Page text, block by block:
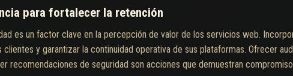
para fortalecer la retención
es un factor clave en la percepción de valor de los servicios web.
y garantizar la continuidad operativa de sus plataformas. Ofrecer
recomendaciones de seguridad son acciones que demuestran